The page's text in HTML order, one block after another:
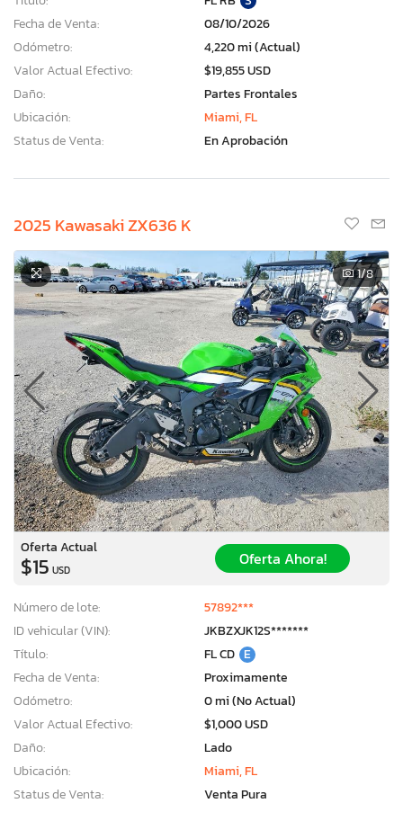
Fecha de Venta:
08/10/2026
Odómetro:
4,220 mi (Actual)
Valor Actual Efectivo:
$19,855 USD
Daño:
Partes Frontales
Ubicación:
Miami, FL
Status de Venta:
En Aprobación
2025 Kawasaki ZX636 K
1/8
Oferta Actual
$15 USD
Oferta Ahora!
Número de lote:
57892***
ID vehicular (VIN):
JKBZXJK12S*******
Título:
FL CD E
Fecha de Venta:
Proximamente
Odómetro:
0 mi (No Actual)
Valor Actual Efectivo:
$1,000 USD
Daño:
Lado
Ubicación:
Miami, FL
Status de Venta:
Venta Pura